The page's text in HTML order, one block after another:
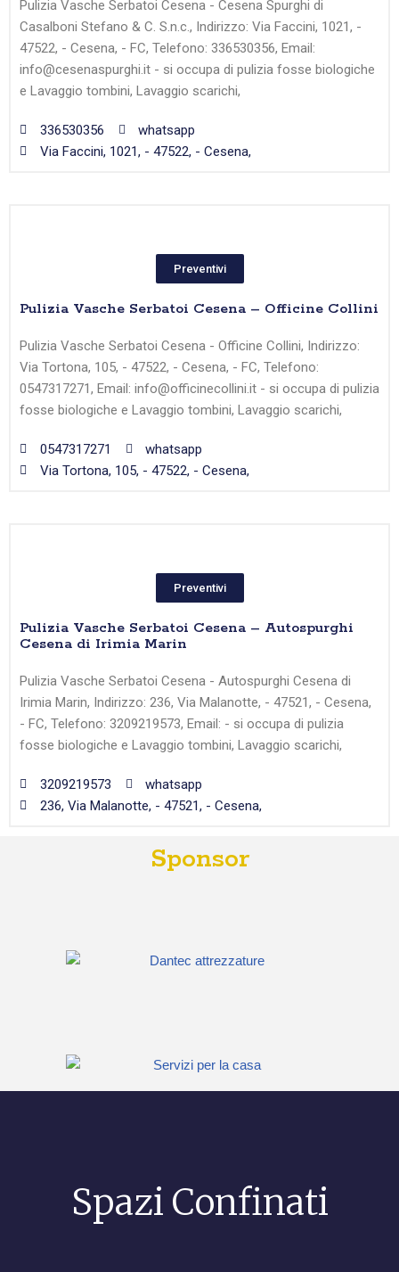
Pulizia Vasche Serbatoi Cesena - Cesena Spurghi di
Casalboni Stefano & C. S.n.c., Indirizzo: Via Faccini, 1021, -
47522, - Cesena, - FC, Telefono: 336530356, Email:
info@cesenaspurghi.it - si occupa di pulizia fosse biologiche
e Lavaggio tombini, Lavaggio scarichi,
336530356
whatsapp
Via Faccini, 1021, - 47522, - Cesena,
Preventivi
Pulizia Vasche Serbatoi Cesena – Officine Collini
Pulizia Vasche Serbatoi Cesena - Officine Collini, Indirizzo:
Via Tortona, 105, - 47522, - Cesena, - FC, Telefono:
0547317271, Email: info@officinecollini.it - si occupa di pulizia
fosse biologiche e Lavaggio tombini, Lavaggio scarichi,
0547317271
whatsapp
Via Tortona, 105, - 47522, - Cesena,
Preventivi
Pulizia Vasche Serbatoi Cesena – Autospurghi
Cesena di Irimia Marin
Pulizia Vasche Serbatoi Cesena - Autospurghi Cesena di
Irimia Marin, Indirizzo: 236, Via Malanotte, - 47521, - Cesena,
- FC, Telefono: 3209219573, Email: - si occupa di pulizia
fosse biologiche e Lavaggio tombini, Lavaggio scarichi,
3209219573
whatsapp
236, Via Malanotte, - 47521, - Cesena,
Sponsor
Spazi Confinati